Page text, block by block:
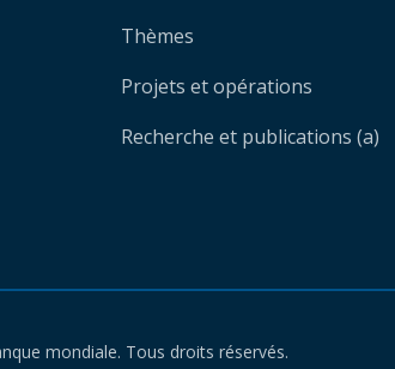
Thèmes
Projets et opérations
Recherche et publications (a)
mondiale. Tous droits réservés.